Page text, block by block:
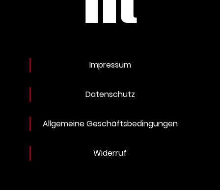
Impressum
Datenschutz
Allgemeine Geschäftsbedingungen
Widerruf